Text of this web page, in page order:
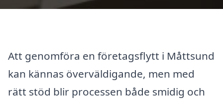
Att genomföra en företagsflytt i Måttsund
kan kännas överväldigande, men med
rätt stöd blir processen både smidig och